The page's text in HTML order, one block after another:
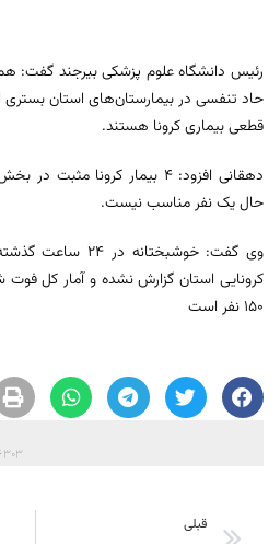
قطعی بیماری کرونا هستند.
دهقانی افزود: ۴ بیمار کرونا
حال یک نفر مناسب نیست.
وی گفت:
کرونایی استان گزارش نشده و آمار کل
۱۵۰ نفر است
قبلی